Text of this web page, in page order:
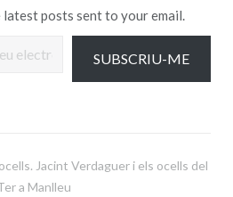
posts sent to your email.
SUBSCRIU-ME
Jacint Verdaguer i els ocells del
a Manlleu